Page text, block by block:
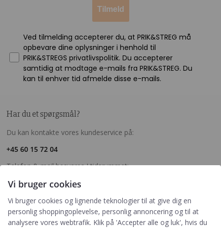
Har du et spørgsmål?
Du kan kontakte vores kundeservice på:
+45 60 15 72 04
Telefon & mail besvares I tidsrummet:
kundeservice@prikogstreg.dk
Tilmeld
Ved tilmelding accepterer du, at PRIK&STREG må
opbevare dine oplysninger i henhold til
PRIK&STREGS privatlivspolitik. Du accepterer
samtidig at modtage e-mails fra PRIK&STREG. Du
kan til enhver tid afmelde disse e-mails.
Vi bruger cookies
Vi bruger cookies og lignende teknologier til at give dig en
personlig shoppingoplevelse, personlig annoncering og til at
analysere vores webtrafik. Klik på 'Accepter alle og luk', hvis du